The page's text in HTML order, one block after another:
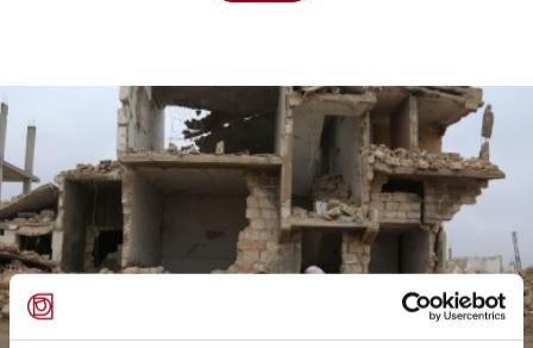
© UN OCHA / Ali Haji Suleiman